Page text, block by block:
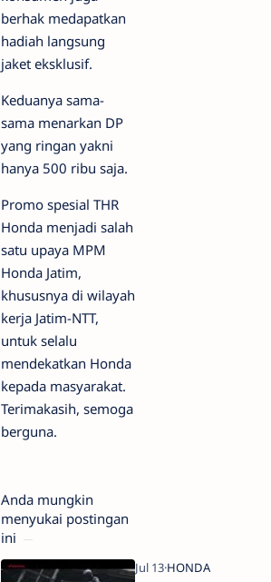
berhak medapatkan
hadiah langsung
jaket eksklusif.
Keduanya sama-
sama menarkan DP
yang ringan yakni
hanya 500 ribu saja.
Promo spesial THR
Honda menjadi salah
satu upaya MPM
Honda Jatim,
khususnya di wilayah
kerja Jatim-NTT,
untuk selalu
mendekatkan Honda
kepada masyarakat.
Terimakasih, semoga
berguna.
Anda mungkin
menyukai postingan
ini